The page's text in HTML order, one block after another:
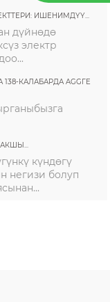
ИШЕНИМДҮҮ...
дүйнөдө
электр
КАЛАБАРДА AGGГЕ
күндөгү
негизи болуп